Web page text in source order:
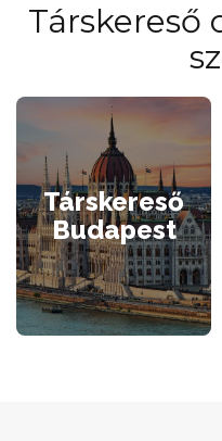
Társkereső
Társkereső
Budapest